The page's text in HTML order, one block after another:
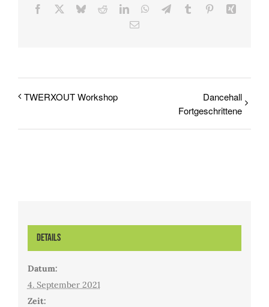
Facebook BlueskyRedditLinkedInWhatsApp
TelegramTumblr Pinterest
E-
TWERXOUT Workshop
Dancehall
Fortgeschrittene
Details
Datum:
4. September 2021
Zeit: